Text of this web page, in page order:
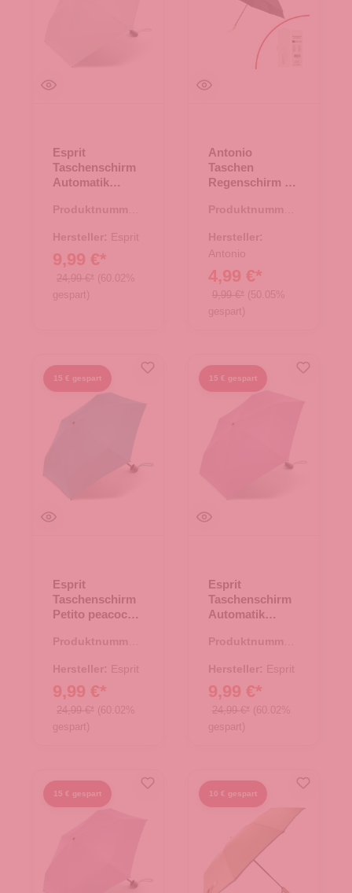
Esprit
Taschenschirm
Automatik
Slimline
Produktnummer:
Hersteller: Esprit
9,99 €*
24,99 €* (60.02%
gespart)
Antonio
Taschen
Regenschirm -
Produktnummer:
Hersteller:
Antonio
4,99 €*
9,99 €* (50.05%
gespart)
15 € gespart
Esprit
Taschenschirm
Petito peacock
Produktnummer:
Hersteller: Esprit
9,99 €*
24,99 €* (60.02%
gespart)
15 € gespart
Esprit
Taschenschirm
Automatik
Slimline orchid
Produktnummer:
Hersteller: Esprit
9,99 €*
24,99 €* (60.02%
gespart)
15 € gespart 10 € gespart